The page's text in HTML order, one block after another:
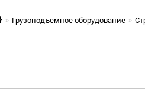
Грузоподъемное оборудование